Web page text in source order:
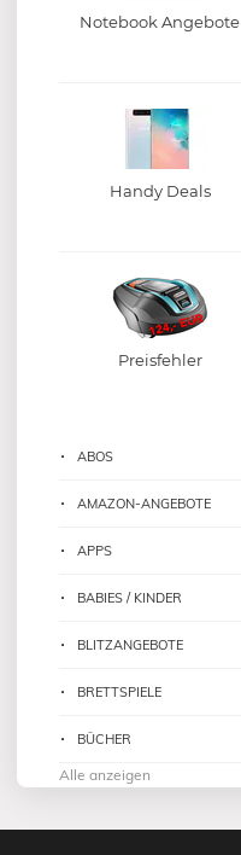
Notebook Angebote
Handy Deals
Preisfehler
ABOS
AMAZON-ANGEBOTE
APPS
BABIES / KINDER
BLITZANGEBOTE
BRETTSPIELE
BÜCHER
Alle anzeigen